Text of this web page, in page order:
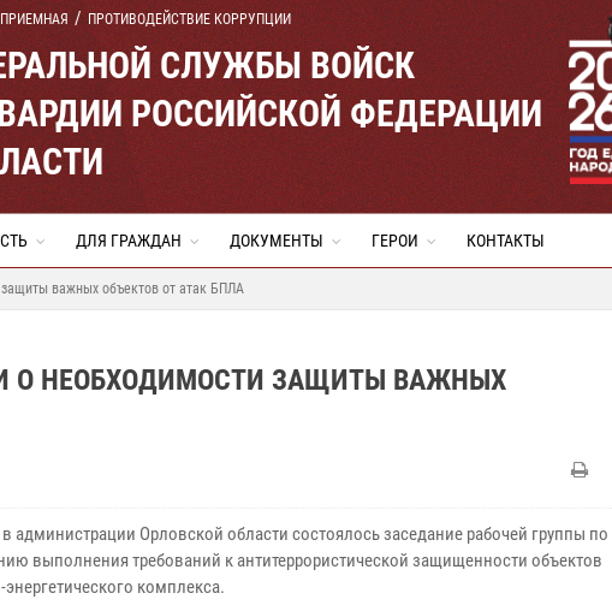
ПРОТИВОДЕЙСТВИЕ КОРРУПЦИИ
СЛУЖБЫ ВОЙСК
РОССИЙСКОЙ ФЕДЕРАЦИИ
ДЛЯ ГРАЖДАН ДОКУМЕНТЫ ГЕРОИ КОНТАКТЫ
важных объектов от атак БПЛА
О НЕОБХОДИМОСТИ ЗАЩИТЫ ВАЖНЫХ
в администрации Орловской области состоялось заседание рабочей группы по
выполнения требований к антитеррористической защищенности объектов
комплекса.